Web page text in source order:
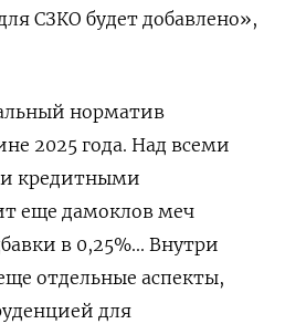
СЗКО будет добавлено»,
норматив
2025 года. Над всеми
кредитными
еще дамоклов меч
в 0,25%... Внутри
отдельные аспекты,
для